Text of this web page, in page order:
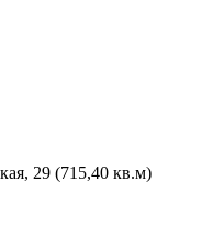
29 (715,40 кв.м)